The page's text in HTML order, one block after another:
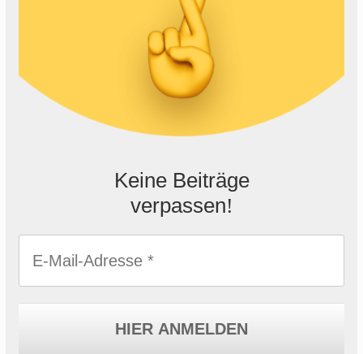
Keine Beiträge
verpassen!